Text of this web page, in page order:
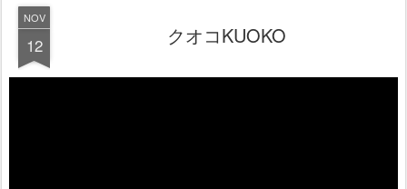
NOV
12 クオコKUOKO